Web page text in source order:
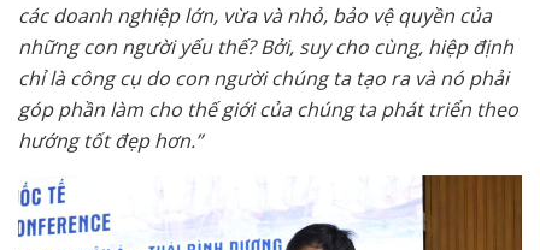
các doanh nghiệp lớn, vừa và nhỏ, bảo vệ quyền của
những con người yếu thế? Bởi, suy cho cùng, hiệp định
chỉ là công cụ do con người chúng ta tạo ra và nó phải
góp phần làm cho thế giới của chúng ta phát triển theo
hướng tốt đẹp hơn.”